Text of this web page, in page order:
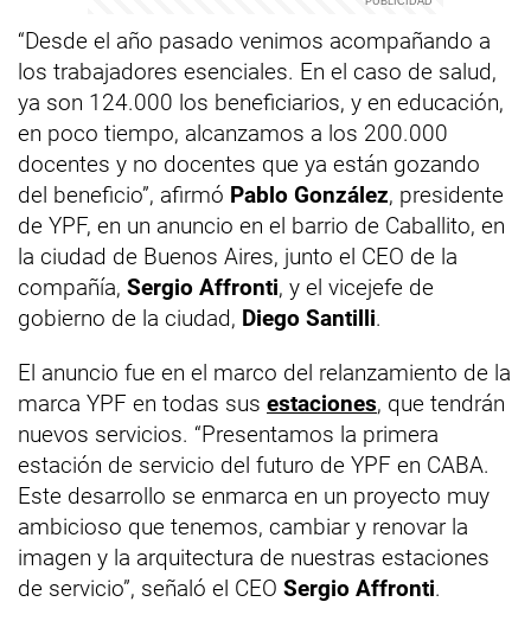
“Desde el año pasado venimos acompañando a
los trabajadores esenciales. En el caso de salud,
ya son 124.000 los beneficiarios, y en educación,
en poco tiempo, alcanzamos a los 200.000
docentes y no docentes que ya están gozando
del beneficio”, afirmó Pablo González, presidente
de YPF, en un anuncio en el barrio de Caballito, en
la ciudad de Buenos Aires, junto el CEO de la
compañía, Sergio Affronti, y el vicejefe de
gobierno de la ciudad, Diego Santilli.
El anuncio fue en el marco del relanzamiento de la
marca YPF en todas sus estaciones, que tendrán
nuevos servicios. “Presentamos la primera
estación de servicio del futuro de YPF en CABA.
Este desarrollo se enmarca en un proyecto muy
ambicioso que tenemos, cambiar y renovar la
imagen y la arquitectura de nuestras estaciones
de servicio”, señaló el CEO Sergio Affronti.